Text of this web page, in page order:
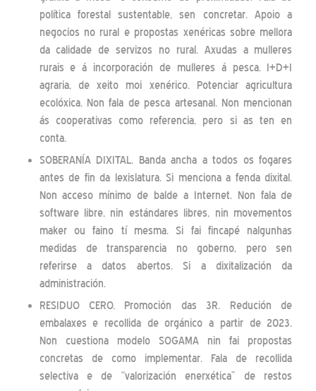
política forestal sustentable, sen concretar. Apoio a
negocios no rural e propostas xenéricas sobre mellora
da calidade de servizos no rural. Axudas a mulleres
rurais e á incorporación de mulleres á pesca. I+D+I
agraria, de xeito moi xenérico. Potenciar agricultura
ecolóxica. Non fala de pesca artesanal. Non mencionan
ás cooperativas como referencia, pero si as ten en
conta.
SOBERANÍA DIXITAL. Banda ancha a todos os fogares
antes de fin da lexislatura. Si menciona a fenda dixital.
Non acceso mínimo de balde a Internet. Non fala de
software libre, nin estándares libres, nin movementos
maker ou faino tí mesma. Si fai fincapé nalgunhas
medidas de transparencia no goberno, pero sen
referirse a datos abertos. Si a dixitalización da
administración.
RESIDUO CERO. Promoción das 3R. Redución de
embalaxes e recollida de orgánico a partir de 2023.
Non cuestiona modelo SOGAMA nin fai propostas
concretas de como implementar. Fala de recollida
selectiva e de “valorización enerxética” de restos